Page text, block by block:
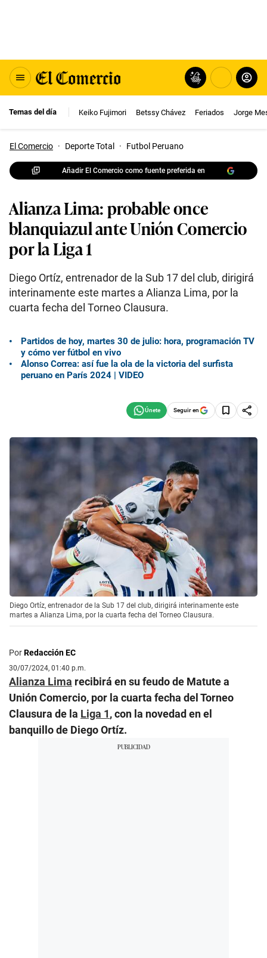
Temas del día Keiko Fujimori Betssy Chávez Feriados Jorge
El Comercio · Deporte Total · Futbol Peruano
Añadir El Comercio como fuente preferida en
Alianza Lima: probable once
blanquiazul ante Unión Comercio
por la Liga 1
Diego Ortíz, entrenador de la Sub 17 del club, dirigirá
interinamente este martes a Alianza Lima, por la
cuarta fecha del Torneo Clausura.
Partidos de hoy, martes 30 de julio: hora, programación TV
y cómo ver fútbol en vivo
Alonso Correa: así fue la ola de la victoria del surfista
peruano en París 2024 | VIDEO
Seguir en
Diego Ortíz, entrenador de la Sub 17 del club, dirigirá interinamente este
martes a Alianza Lima, por la cuarta fecha del Torneo Clausura.
PorRedacción EC
30/07/2024, 01:40 p.m.
Alianza Lima recibirá en su feudo de Matute a
Unión Comercio, por la cuarta fecha del Torneo
Clausura de la Liga 1, con la novedad en el
banquillo de Diego Ortíz.